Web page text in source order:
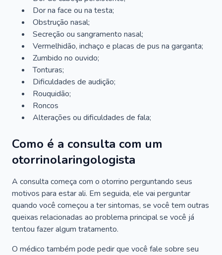
Dor na face ou na testa;
Obstrução nasal;
Secreção ou sangramento nasal;
Vermelhidão, inchaço e placas de pus na garganta;
Zumbido no ouvido;
Tonturas;
Dificuldades de audição;
Rouquidão;
Roncos
Alterações ou dificuldades de fala;
Como é a consulta com um
otorrinolaringologista
A consulta começa com o otorrino perguntando seus
motivos para estar ali. Em seguida, ele vai perguntar
quando você começou a ter sintomas, se você tem outras
queixas relacionadas ao problema principal se você já
tentou fazer algum tratamento.
O médico também pode pedir que você fale sobre seu